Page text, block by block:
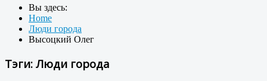
Вы здесь:
Home
Люди города
Высоцкий Олег
Тэги: Люди города